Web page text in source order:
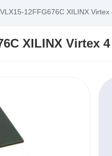
12FFG676C XILINX
XILINX Virtex